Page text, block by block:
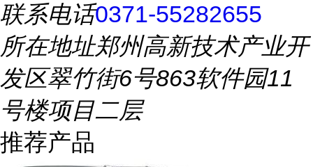
联系电话0371-55282655
所在地址郑州高新技术产业开
发区翠竹街6号863软件园11
号楼项目二层
推荐产品